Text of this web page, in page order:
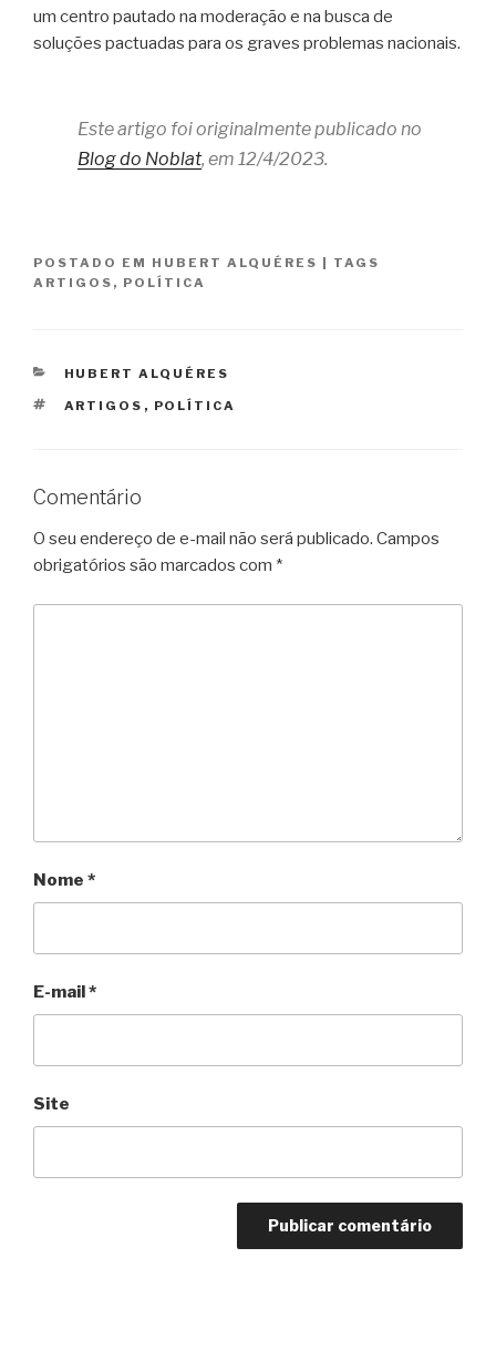
um centro pautado na moderação e na busca de
soluções pactuadas para os graves problemas nacionais.
Este artigo foi originalmente publicado no
Blog do Noblat, em 12/4/2023.
POSTADO EM HUBERT ALQUÉRES | TAGS
ARTIGOS , POLÍTICA
CATEGORIAS
HUBERT ALQUÉRES
TAGS
ARTIGOS , POLÍTICA
Comentário
O seu endereço de e-mail não será publicado. Campos
obrigatórios são marcados com *
Nome *
E-mail*
Site